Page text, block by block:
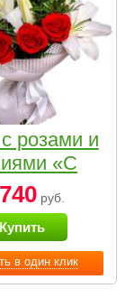
в один клик
розами и
«С
руб.
Купить